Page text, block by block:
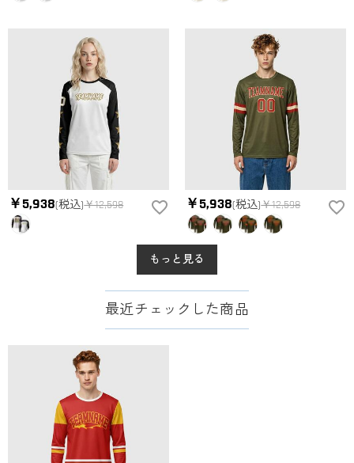
￥5,938(税込)￥12,598 ￥5,938(税込)￥12,598
もっと見る
最近チェックした商品